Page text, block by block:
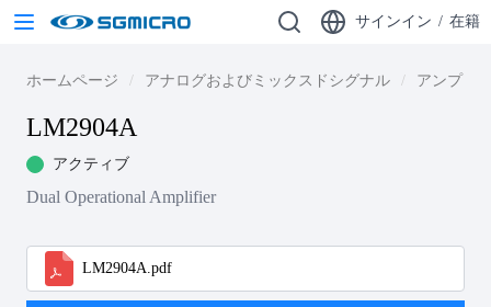
サインイン / 在籍
ホームページ アナログおよびミックスドシグナル アンプ
LM2904A
アクティブ
Dual Operational Amplifier
LM2904A.pdf